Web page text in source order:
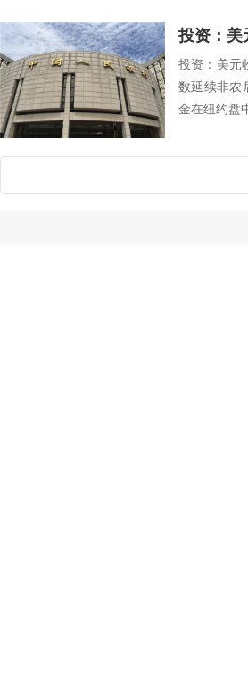
投资：美
投资：美元
数延续非农
金在纽约盘